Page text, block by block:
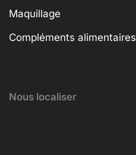
Maquillage
Compléments alimentaires
Nous localiser